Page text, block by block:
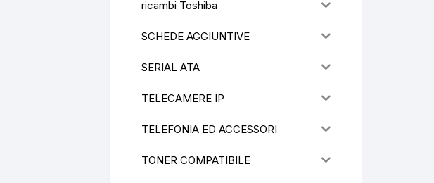
ricambi Toshiba
SCHEDE AGGIUNTIVE
SERIAL ATA
TELECAMERE IP
TELEFONIA ED ACCESSORI
TONER COMPATIBILE